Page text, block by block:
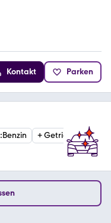
Kontakt Parken
:Benzin +Getriebe: